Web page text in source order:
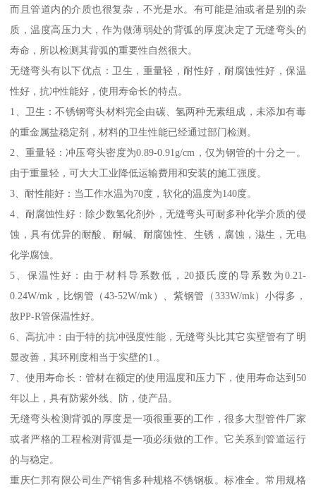
而且管道内的介质也很复杂，不光是水。有可能是油或者是别的杂
质，温度高压力大，作为做薄弱处的背弧的厚度决定了无缝弯头的
寿命，所以检测其背弧的重要性自然很大。
无缝弯头有以下优点：卫生，重量轻，耐性好，耐腐蚀性好，保温
性好，抗冲性能好，使用寿命长的特点。
1、卫生：不锈钢弯头材料完全由碳、氢两种无素组成，未添加有毒
的重金属盐稳定剂，材料的卫生性能已经通过部门检测。
2、重量轻：冲压弯头密度为0.89-0.91g/cm，仅为钢管的十分之一。
由于重量轻，可大大工业降低运输费用和安装的施工强度。
3、耐性能好：当工作水温为70度，软化的温度为140度。
4、耐腐蚀性好：除少数氢化剂外，无缝弯头可耐多种化学介质的侵
蚀，具有优异的耐酸、耐碱、耐腐蚀性、生锈，腐蚀，滋生，无电
化学腐蚀。
5、保温性好：由于材料导系数低，20摄氏度的导系数为0.21-
0.24W/mk，比钢管（43-52W/mk）、紫钢管（333W/mk）小得多，
故PP-R管保温性好。
6、高抗冲：由于特的抗冲强度性能，无缝弯头比其它实壁管有了明
显改善，其环刚度相当于实壁的1.。
7、使用寿命长：管材在额定的使用温度和压力下，使用寿命达到50
年以上，具有防紫外线、防，使产品。
无缝弯头检测背弧的厚度是一项很重要的工作，很多大型管件厂家
或者严格的工程检测背弧是一项必须做的工作。它关系到管道运行
的与稳定。
重庆仁邦有限公司生产销售多种规格不锈钢板。标准全。常用规格